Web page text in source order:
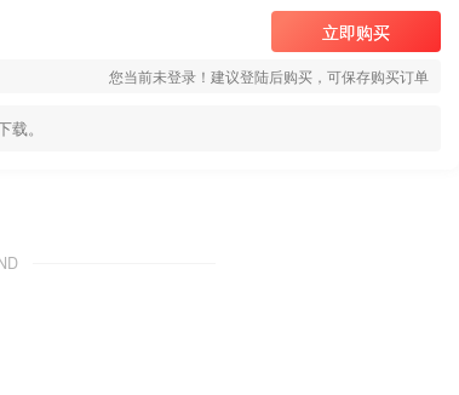
立即购买
您当前未登录！建议登陆后购买，可保存购买订单
。